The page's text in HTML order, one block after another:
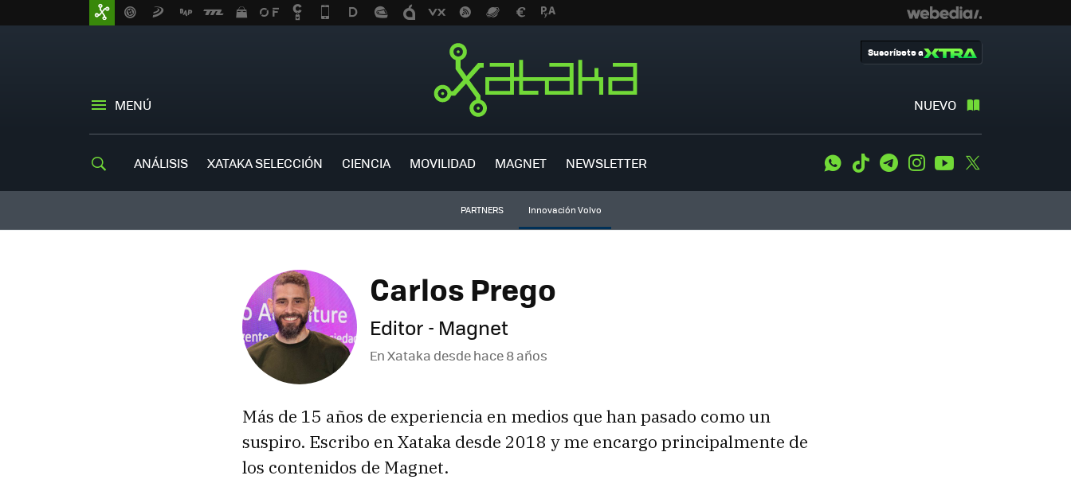
MENÚ NUEVO
Suscríbete a
ANÁLISIS XATAKA SELECCIÓN CIENCIA MOVILIDAD MAGNET NEWSLETTER WhatsApp
Tiktok TelegramInstagramYoutube
PARTNERS Innovación Volvo
Carlos Prego
Editor - Magnet
En Xataka desdehace 8 años
Más de 15 años de experiencia en medios que han pasado como un
suspiro. Escribo en Xataka desde 2018 y me encargo principalmente de
los contenidos de Magnet.